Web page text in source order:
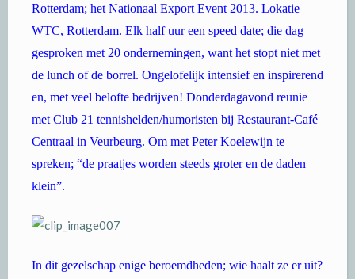
Rotterdam; het Nationaal Export Event 2013. Lokatie
WTC, Rotterdam. Elk half uur een speed date; die dag
gesproken met 20 ondernemingen, want het stopt niet met
de lunch of de borrel. Ongelofelijk intensief en inspirerend
en, met veel belofte bedrijven! Donderdagavond reunie
met Club 21 tennishelden/humoristen bij Restaurant-Café
Centraal in Veurbeurg. Om met Peter Koelewijn te
spreken; “de praatjes worden steeds groter en de daden
klein”.
In dit gezelschap enige beroemdheden; wie haalt ze er uit?